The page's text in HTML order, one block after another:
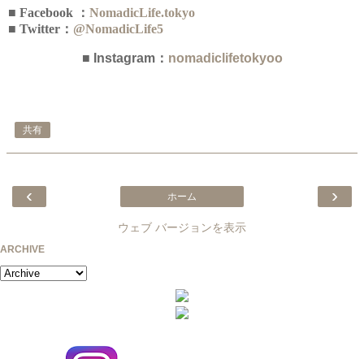
■ Facebook ： NomadicLife.tokyo
■ Twitter： @NomadicLife5
■ Instagram： nomadiclifetokyoo
共有
‹ ›
ホーム
ウェブ バージョンを表示
ARCHIVE